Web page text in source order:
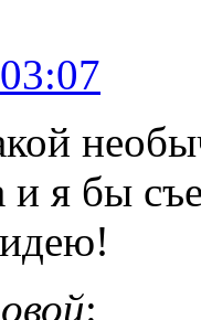
и я бы
: